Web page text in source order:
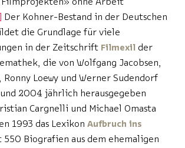
Der Kohner-Bestand in der Deutschen
die Grundlage für viele
in der Zeitschrift Filmexil der
die von Wolfgang Jacobsen,
Loewy und Werner Sudendorf
und 2004 jährlich herausgegeben
Cargnelli und Michael Omasta
1993 das Lexikon Aufbruch ins
550 Biografien aus dem ehemaligen